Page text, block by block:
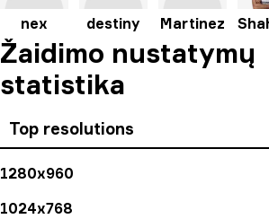
nex destiny Martinez
Žaidimo nustatymų
statistika
Top resolutions
1280x960
1024x768